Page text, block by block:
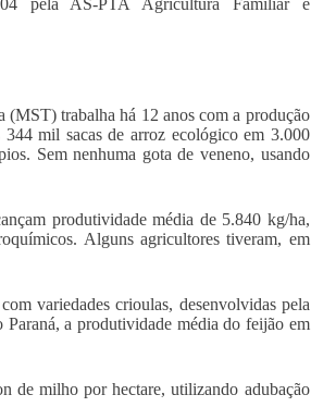
pela AS-PTA Agricultura Familiar e
trabalha há 12 anos com a produção
mil sacas de arroz ecológico em 3.000
Sem nenhuma gota de veneno, usando
produtividade média de 5.840 kg/ha,
Alguns agricultores tiveram, em
variedades crioulas, desenvolvidas pela
a produtividade média do feijão em
de milho por hectare, utilizando adubação